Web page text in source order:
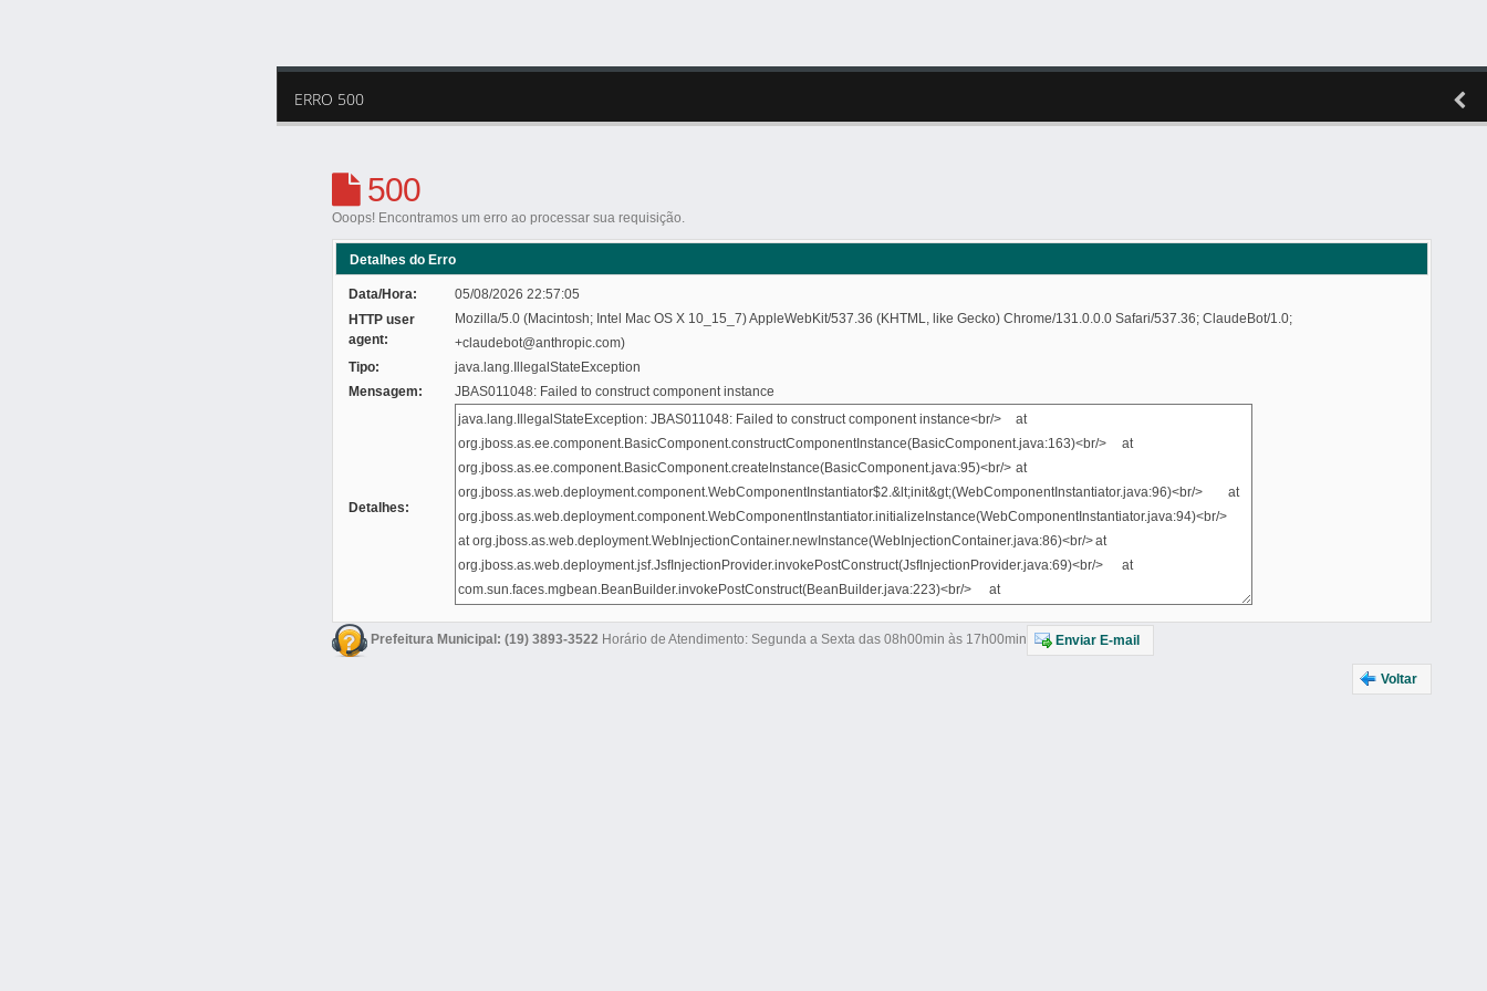
ERRO 500
500
Ooops! Encontramos um erro ao processar sua requisição.
Detalhes do Erro
Data/Hora:
05/08/2026 22:57:05
HTTP user
agent:
Mozilla/5.0 (Macintosh; Intel Mac OS X 10_15_7) AppleWebKit/537.36 (KHTML, like Gecko) Chrome/131.0.0.0 Safari/537.36; ClaudeBot/1.0;
+claudebot@anthropic.com)
Tipo:
java.lang.IllegalStateException
Mensagem:
JBAS011048: Failed to construct component instance
Detalhes:
Prefeitura Municipal: (19) 3893-3522 Horário de Atendimento: Segunda a Sexta das 08h00min às 17h00min Enviar E-mail
Voltar